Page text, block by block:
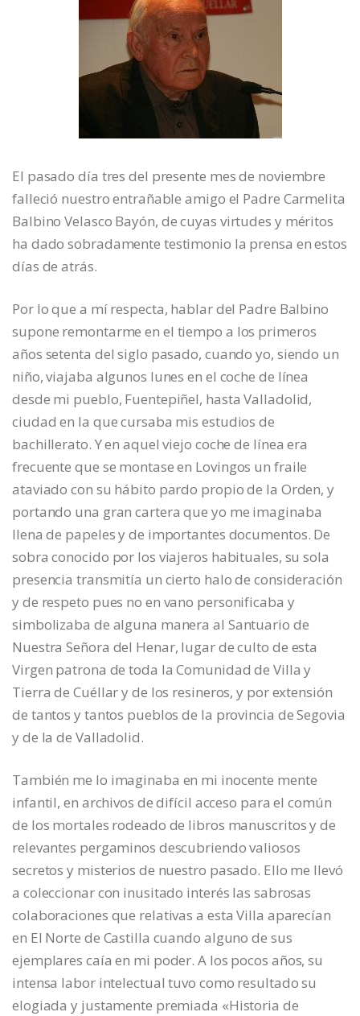
El pasado día tres del presente mes de noviembre
falleció nuestro entrañable amigo el Padre Carmelita
Balbino Velasco Bayón, de cuyas virtudes y méritos
ha dado sobradamente testimonio la prensa en estos
días de atrás.
Por lo que a mí respecta, hablar del Padre Balbino
supone remontarme en el tiempo a los primeros
años setenta del siglo pasado, cuando yo, siendo un
niño, viajaba algunos lunes en el coche de línea
desde mi pueblo, Fuentepiñel, hasta Valladolid,
ciudad en la que cursaba mis estudios de
bachillerato. Y en aquel viejo coche de línea era
frecuente que se montase en Lovingos un fraile
ataviado con su hábito pardo propio de la Orden, y
portando una gran cartera que yo me imaginaba
llena de papeles y de importantes documentos. De
sobra conocido por los viajeros habituales, su sola
presencia transmitía un cierto halo de consideración
y de respeto pues no en vano personificaba y
simbolizaba de alguna manera al Santuario de
Nuestra Señora del Henar, lugar de culto de esta
Virgen patrona de toda la Comunidad de Villa y
Tierra de Cuéllar y de los resineros, y por extensión
de tantos y tantos pueblos de la provincia de Segovia
y de la de Valladolid.
También me lo imaginaba en mi inocente mente
infantil, en archivos de difícil acceso para el común
de los mortales rodeado de libros manuscritos y de
relevantes pergaminos descubriendo valiosos
secretos y misterios de nuestro pasado. Ello me llevó
a coleccionar con inusitado interés las sabrosas
colaboraciones que relativas a esta Villa aparecían
en El Norte de Castilla cuando alguno de sus
ejemplares caía en mi poder. A los pocos años, su
intensa labor intelectual tuvo como resultado su
elogiada y justamente premiada «Historia de